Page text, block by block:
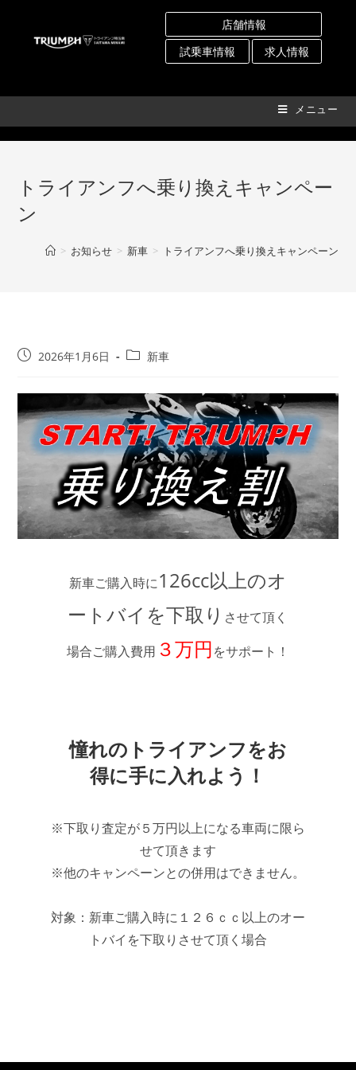
ス
店舗情報
試乗車情報
求人情報
メニュー
トライアンフへ乗り換えキャンペー
ン
> お知らせ > 新車 > トライアンフへ乗り換えキャンペーン
投
日:
2026年1月6日
投
テ
ゴ
リ
ー:
新車
新車ご購入時に126cc以上のオ
ートバイを下取り させて頂く
場合ご購入費用 ３万円をサポート！
憧れのトライアンフをお
得に手に入れよう！
※下取り査定が５万円以上になる車両に限ら
せて頂きます
※他のキャンペーンとの併用はできません。
対象：新車ご購入時に１２６ｃｃ以上のオー
トバイを下取りさせて頂く場合